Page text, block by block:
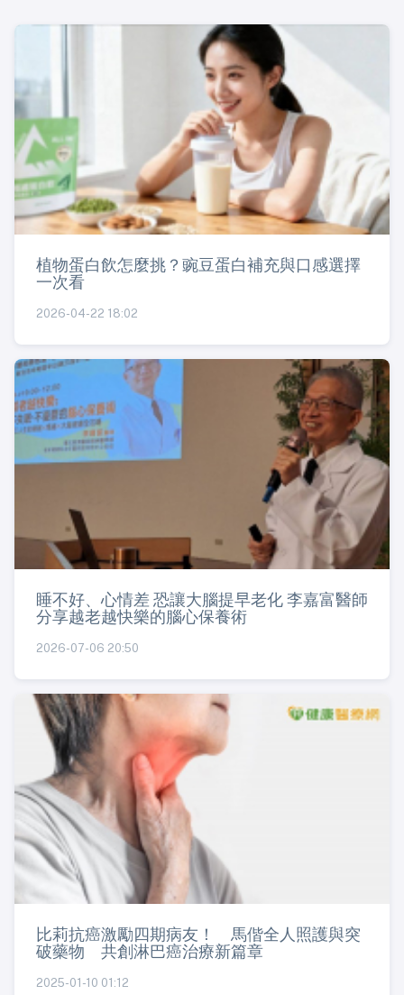
植物蛋白飲怎麼挑？豌豆蛋白補充與口感選擇
一次看
2026-04-22 18:02
睡不好、心情差 恐讓大腦提早老化 李嘉富醫師
分享越老越快樂的腦心保養術
2026-07-06 20:50
比莉抗癌激勵四期病友！ 馬偕全人照護與突
破藥物 共創淋巴癌治療新篇章
2025-01-10 01:12